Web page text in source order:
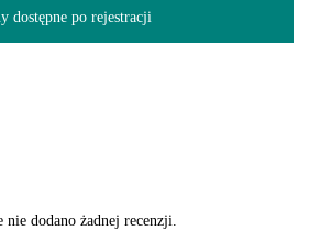
dostępne po rejestracji
nie dodano żadnej recenzji.